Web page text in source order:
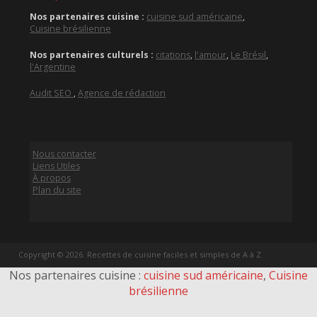
Nos partenaires cuisine : cuisine sud américaine,
Cuisine brésilienne
Nos partenaires culturels : citations, l'amour, Le Brésil,
l'Argentine
Audit SEO ,Agence de rédaction
Nous contacter
Liens Utiles
À propos
Plan du site
Copyright © 2026. Recettes de cuisine faciles et simples de A à Z
Nos partenaires cuisine : cuisine sud américaine, Cuisine
brésilienne